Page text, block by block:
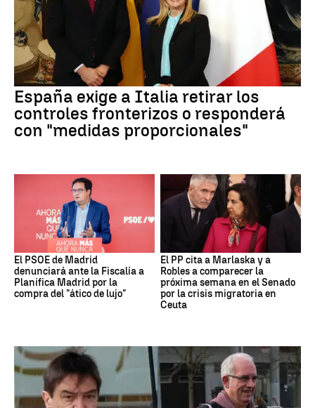
España exige a Italia retirar los
controles fronterizos o responderá
con "medidas proporcionales"
El PSOE de Madrid
denunciará ante la Fiscalía a
Planifica Madrid por la
compra del "ático de lujo"
El PP cita a Marlaska y a
Robles a comparecer la
próxima semana en el Senado
por la crisis migratoria en
Ceuta